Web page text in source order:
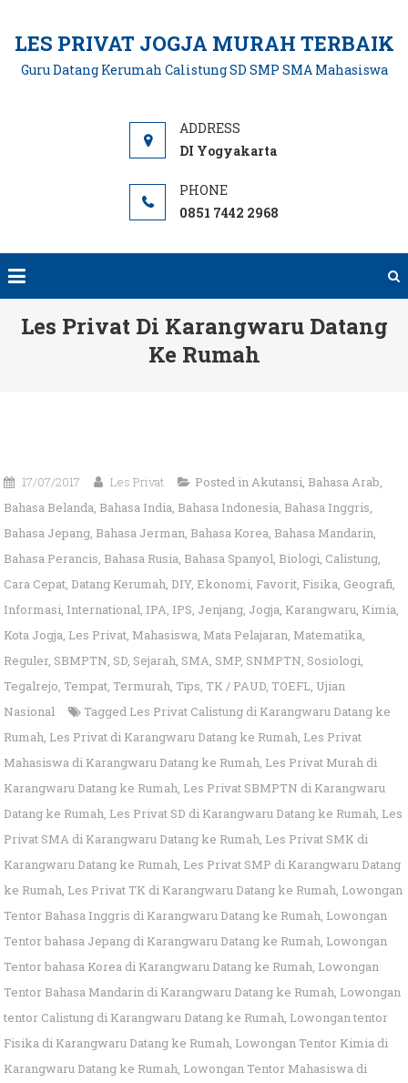
content
LES PRIVAT JOGJA MURAH TERBAIK
Guru Datang Kerumah Calistung SD SMP SMA Mahasiswa
DI Yogyakarta
0851 7442 2968
Les Privat Di Karangwaru Datang
Ke Rumah
17/07/2017 Les Privat Posted inAkutansi, Bahasa Arab,
Bahasa Belanda, Bahasa India, Bahasa Indonesia, Bahasa Inggris,
Bahasa Jepang, Bahasa Jerman, Bahasa Korea, Bahasa Mandarin,
Bahasa Perancis, Bahasa Rusia, Bahasa Spanyol, Biologi, Calistung,
Cara Cepat, Datang Kerumah, DIY, Ekonomi, Favorit, Fisika, Geografi,
Informasi, International, IPA, IPS, Jenjang, Jogja, Karangwaru, Kimia,
Kota Jogja, Les Privat, Mahasiswa, Mata Pelajaran, Matematika,
Reguler, SBMPTN, SD, Sejarah, SMA, SMP, SNMPTN, Sosiologi,
Tegalrejo, Tempat, Termurah, Tips, TK / PAUD, TOEFL, Ujian
Nasional
Tagged Les Privat Calistung di Karangwaru Datang ke
Rumah, Les Privat di Karangwaru Datang ke Rumah, Les Privat
Mahasiswa di Karangwaru Datang ke Rumah, Les Privat Murah di
Karangwaru Datang ke Rumah, Les Privat SBMPTN di Karangwaru
Datang ke Rumah, Les Privat SD di Karangwaru Datang ke Rumah, Les
Privat SMA di Karangwaru Datang ke Rumah, Les Privat SMK di
Karangwaru Datang ke Rumah, Les Privat SMP di Karangwaru Datang
ke Rumah, Les Privat TK di Karangwaru Datang ke Rumah, Lowongan
Tentor Bahasa Inggris di Karangwaru Datang ke Rumah, Lowongan
Tentor bahasa Jepang di Karangwaru Datang ke Rumah, Lowongan
Tentor bahasa Korea di Karangwaru Datang ke Rumah, Lowongan
Tentor Bahasa Mandarin di Karangwaru Datang ke Rumah, Lowongan
tentor Calistung di Karangwaru Datang ke Rumah, Lowongan tentor
Fisika di Karangwaru Datang ke Rumah, Lowongan Tentor Kimia di
Karangwaru Datang ke Rumah, Lowongan Tentor Mahasiswa di